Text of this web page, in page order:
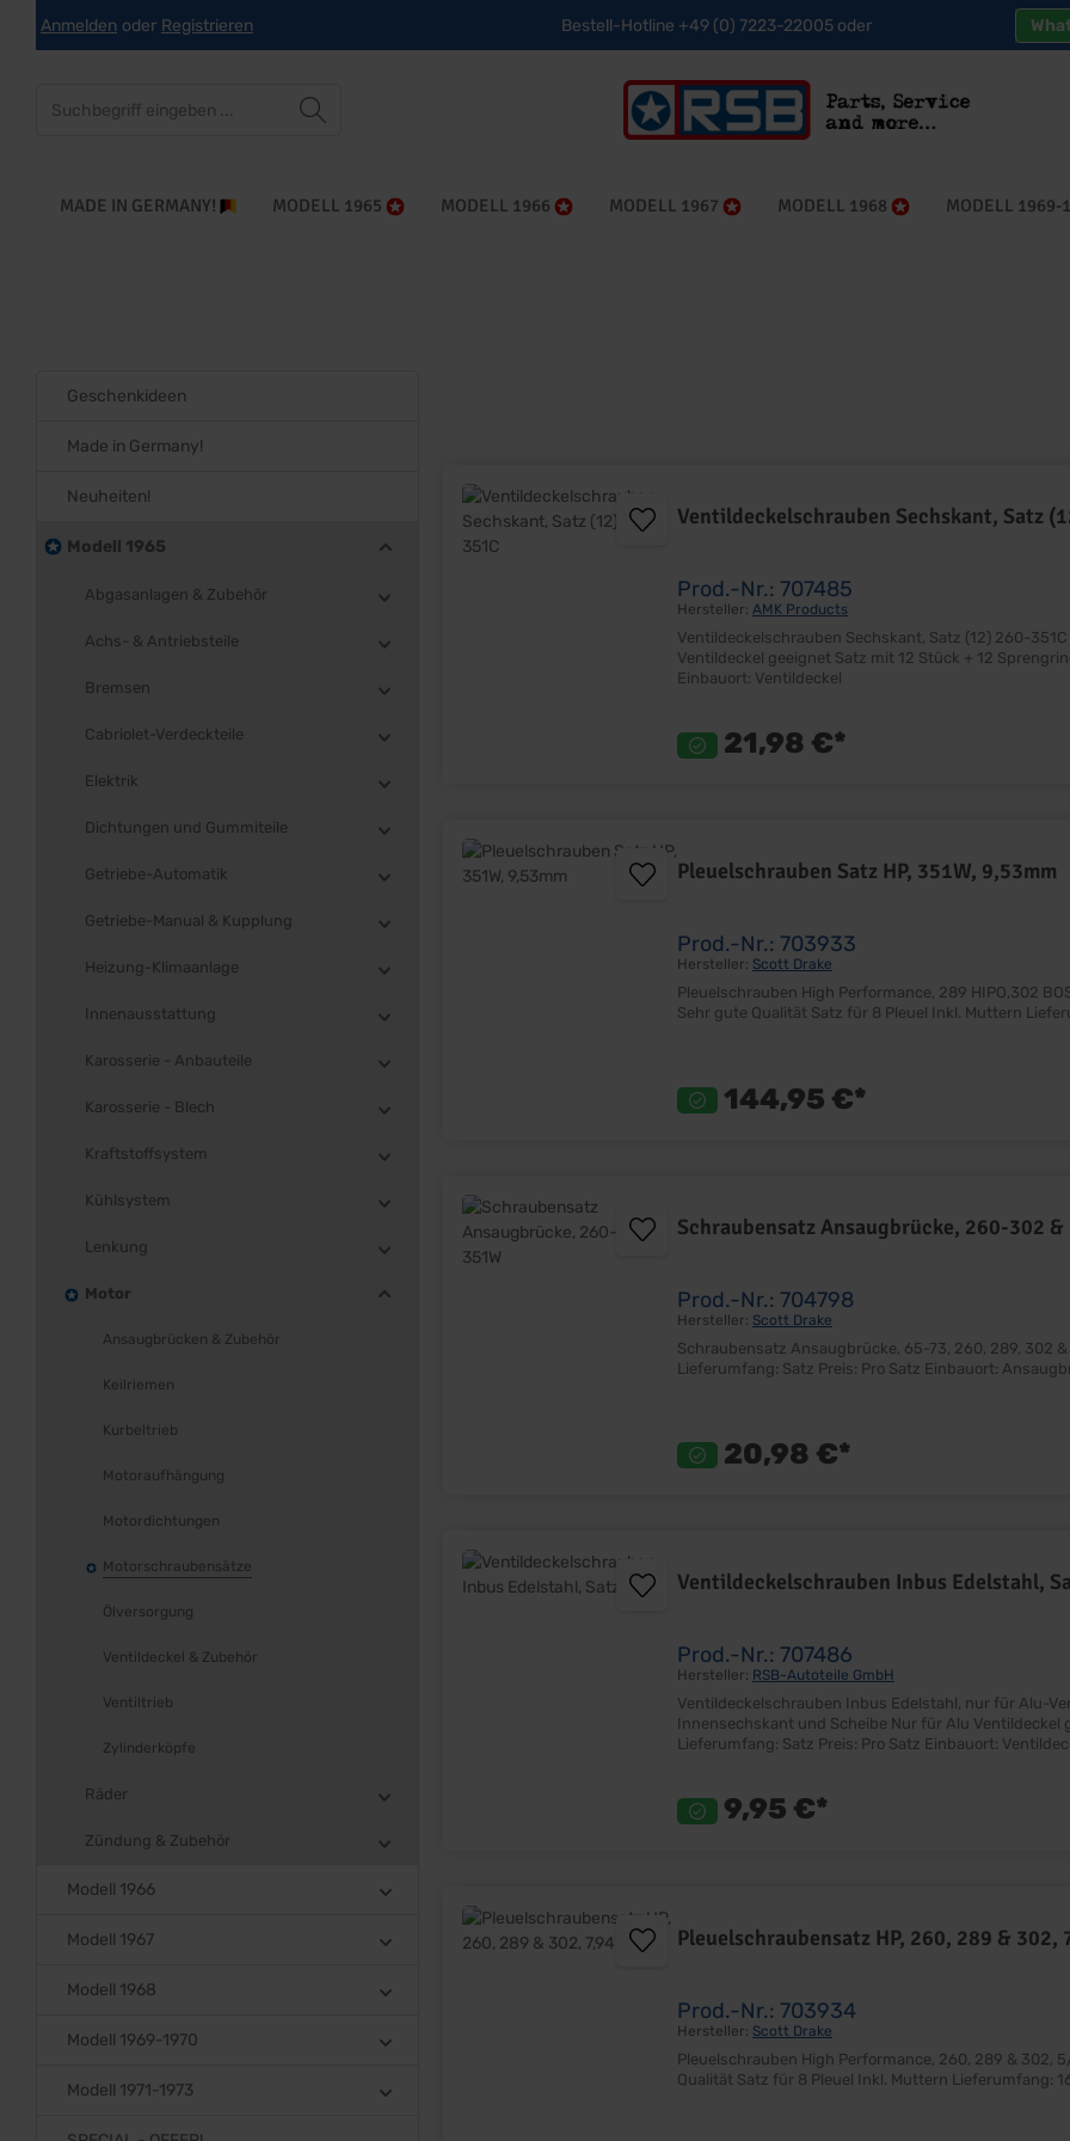
springen Zur Hauptnavigation springen
Anmelden oder Registrieren Bestell-Hotline +49 (0) 7223-22005 oder
MADE IN GERMANY! MODELL 1965 MODELL 1966 MODELL 1967 MODELL 1968 MODELL 1969-
Geschenkideen
Made in Germany!
Neuheiten!
Modell 1965
Abgasanlagen & Zubehör
Achs- & Antriebsteile
Bremsen
Cabriolet-Verdeckteile
Elektrik
Dichtungen und Gummiteile
Getriebe-Automatik
Getriebe-Manual & Kupplung
Heizung-Klimaanlage
Innenausstattung
Karosserie - Anbauteile
Karosserie - Blech
Kraftstoffsystem
Kühlsystem
Lenkung
Motor
Ansaugbrücken & Zubehör
Keilriemen
Kurbeltrieb
Motoraufhängung
Motordichtungen
Motorschraubensätze
Ölversorgung
Ventildeckel & Zubehör
Ventiltrieb
Zylinderköpfe
Räder
Zündung & Zubehör
Modell 1966
Modell 1967
Modell 1968
Modell 1969-1970
Modell 1971-1973
Ventildeckelschrauben Sechskant, Satz
Prod.-Nr.: 707485
Hersteller: AMK Products
Ventildeckelschrauben Sechskant, Satz (12) 260-351C Verzinkte Sechskantschraube mit Scheibe Nur für Blech
Ventildeckel geeignet Satz mit 12 Stück + 12 Sprengringe Verwende 2 Satz für 351C Lieferumfang: Satz Preis: Pro Satz
21,98 €*
Pleuelschrauben Satz HP, 351W, 9,53mm
Prod.-Nr.: 703933
Hersteller: Scott Drake
Pleuelschrauben High Performance, 289 HIPO,302 BOSS & 351W, 3/8"-9,53mm
144,95 €*
Schraubensatz Ansaugbrücke, 260-302 &
Prod.-Nr.: 704798
Hersteller: Scott Drake
Schraubensatz Ansaugbrücke, 65-73, 260, 289, 302 & 351W Stahlschrauben Korrekte Länge Sehr
20,98 €*
Ventildeckelschrauben Inbus Edelstahl,
Prod.-Nr.: 707486
Hersteller: RSB-Autoteile GmbH
Ventildeckelschrauben Inbus Edelstahl, nur für Alu-Ventildeckel, Satz 12-Stück
Innensechskant und Scheibe Nur für Alu Ventildeckel geeignet Satz mit 12 Stück Verwende 2 Satz für 351C
9,95 €*
Pleuelschraubensatz HP, 260, 289 & 302,
Prod.-Nr.: 703934
Hersteller: Scott Drake
Pleuelschrauben High Performance, 260, 289 & 302, 5/16"- 7,94mm Hochfeste, gehärtete